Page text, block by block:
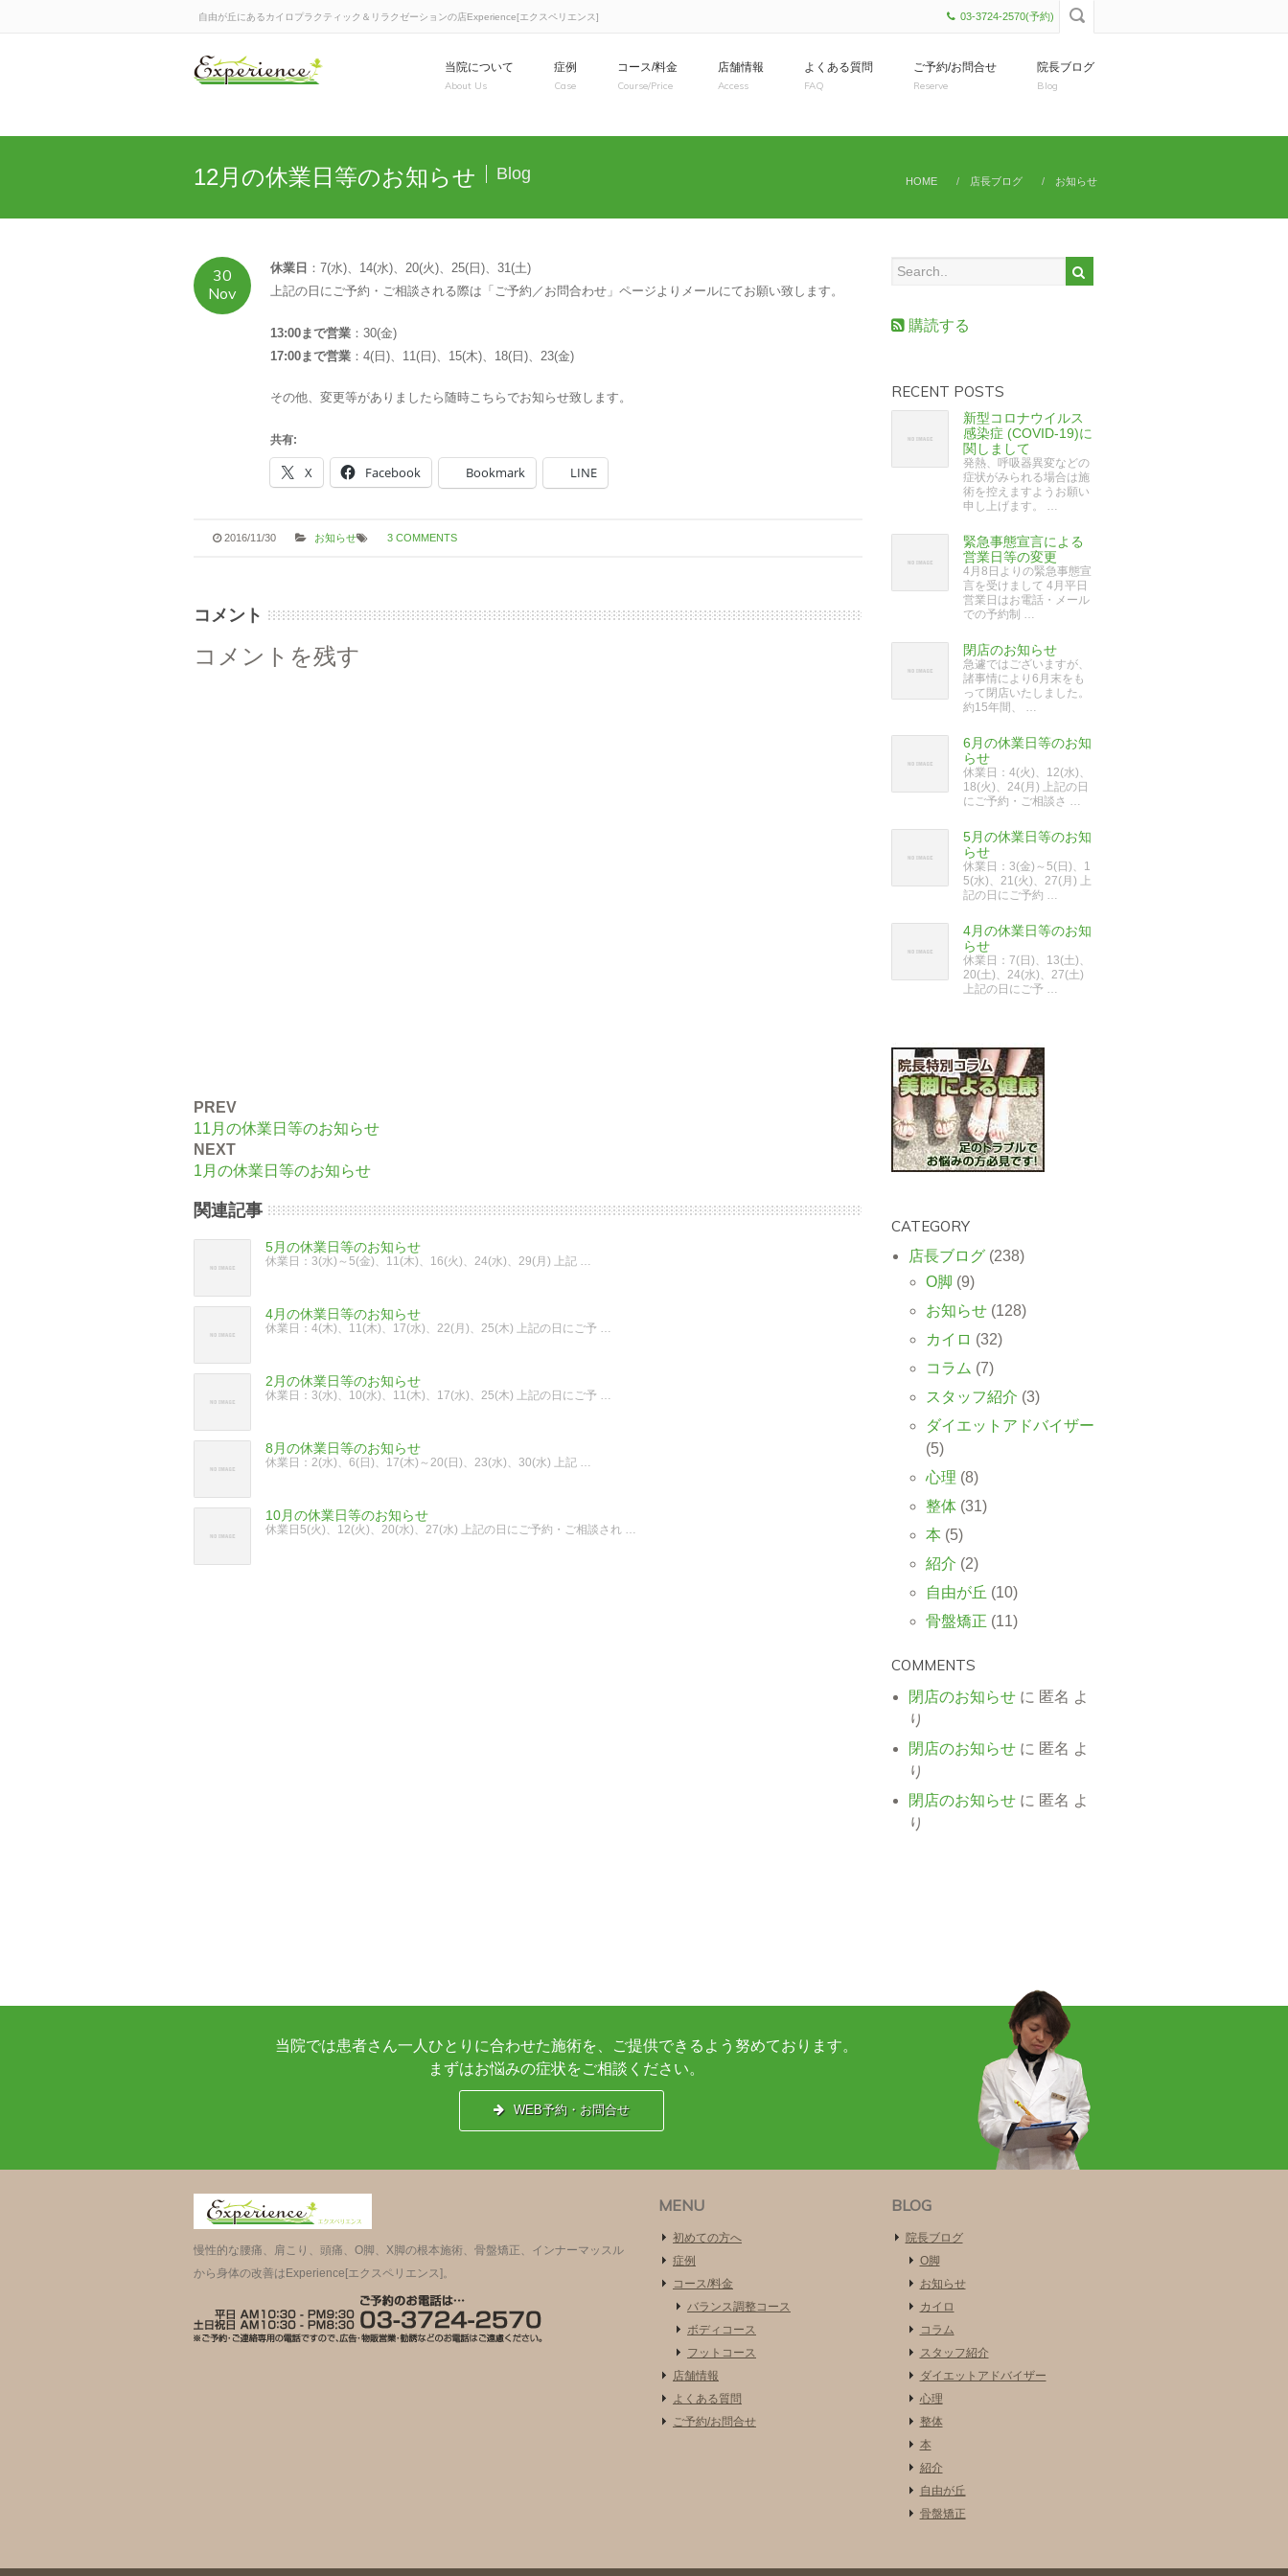
自由が丘にあるカイロプラクティック＆リラクゼーションの店Experience[エクスペリエンス] 03-3724-2570(予約)
当院について
About Us
症例
Case
コース/料金
Course/Price
店舗情報
Access
よくある質問
FAQ
ご予約/お問合せ
Reserve
院長ブログ
Blog
12月の休業日等のお知らせ Blog HOME 店長ブログ お知らせ
30
Nov
休業日 ：7(水)、14(水)、20(火)、25(日)、31(土)
上記の日にご予約・ご相談される際は「ご予約／お問合わせ」ページよりメールにてお願い致します。
13:00まで営業 ：30(金)
17:00まで営業 ：4(日)、11(日)、15(木)、18(日)、23(金)
その他、変更等がありましたら随時こちらでお知らせ致します。
共有:
X Facebook Bookmark LINE
2016/11/30 お知らせ 3 COMMENTS
コメント
コメントを残す
PREV
11月の休業日等のお知らせ
NEXT
1月の休業日等のお知らせ
関連記事
5月の休業日等のお知らせ
休業日：3(水)～5(金)、11(木)、16(火)、24(水)、29(月) 上記 …
4月の休業日等のお知らせ
休業日：4(木)、11(木)、17(水)、22(月)、25(木) 上記の日にご予 …
2月の休業日等のお知らせ
休業日：3(水)、10(水)、11(木)、17(水)、25(木) 上記の日にご予 …
8月の休業日等のお知らせ
休業日：2(水)、6(日)、17(木)～20(日)、23(水)、30(水) 上記 …
10月の休業日等のお知らせ
休業日5(火)、12(火)、20(水)、27(水) 上記の日にご予約・ご相談され …
購読する
RECENT POSTS
新型コロナウイルス
感染症 (COVID-19)に
関しまして
発熱、呼吸器異変などの
症状がみられる場合は施
術を控えますようお願い
申し上げます。 …
緊急事態宣言による
営業日等の変更
4月8日よりの緊急事態宣
言を受けまして 4月平日
営業日はお電話・メール
での予約制 …
閉店のお知らせ
急遽ではございますが、
諸事情により6月末をも
って閉店いたしました。
約15年間、 …
6月の休業日等のお知
らせ
休業日：4(火)、12(水)、
18(火)、24(月) 上記の日
にご予約・ご相談さ …
5月の休業日等のお知
らせ
休業日：3(金)～5(日)、1
5(水)、21(火)、27(月) 上
記の日にご予約 …
4月の休業日等のお知
らせ
休業日：7(日)、13(土)、
20(土)、24(水)、27(土)
上記の日にご予 …
CATEGORY
店長ブログ(238)
O脚 (9)
お知らせ(128)
カイロ (32)
コラム (7)
スタッフ紹介 (3)
ダイエットアドバイザー
(5)
心理 (8)
整体(31)
本 (5)
紹介 (2)
自由が丘 (10)
骨盤矯正 (11)
COMMENTS
閉店のお知らせに 匿名 よ
り
閉店のお知らせに 匿名 よ
り
閉店のお知らせに 匿名 よ
り
当院では患者さん一人ひとりに合わせた施術を、ご提供できるよう努めております。
まずはお悩みの症状をご相談ください。
WEB予約・お問合せ
慢性的な腰痛、肩こり、頭痛、O脚、X脚の根本施術、骨盤矯正、インナーマッスル
から身体の改善はExperience[エクスペリエンス]。
MENU
初めての方へ
症例
コース/料金
バランス調整コース
ボディコース
フットコース
店舗情報
よくある質問
ご予約/お問合せ
BLOG
院長ブログ
O脚
お知らせ
カイロ
コラム
スタッフ紹介
ダイエットアドバイザー
心理
整体
本
紹介
自由が丘
骨盤矯正